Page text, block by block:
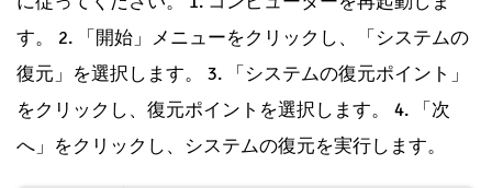
す。 2. 「開始」メニューをクリックし、「システムの
復元」を選択します。 3. 「システムの復元ポイント」
をクリックし、復元ポイントを選択します。 4. 「次
へ」をクリックし、システムの復元を実行します。